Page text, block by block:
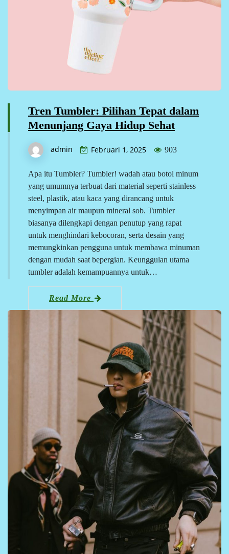
Tren Tumbler: Pilihan Tepat dalam
Menunjang Gaya Hidup Sehat
admin Februari 1, 2025 903
Apa itu Tumbler? Tumbler! wadah atau botol minum
yang umumnya terbuat dari material seperti stainless
steel, plastik, atau kaca yang dirancang untuk
menyimpan air maupun mineral sob. Tumbler
biasanya dilengkapi dengan penutup yang rapat
untuk menghindari kebocoran, serta desain yang
memungkinkan pengguna untuk membawa minuman
dengan mudah saat bepergian. Keunggulan utama
tumbler adalah kemampuannya untuk…
Read More